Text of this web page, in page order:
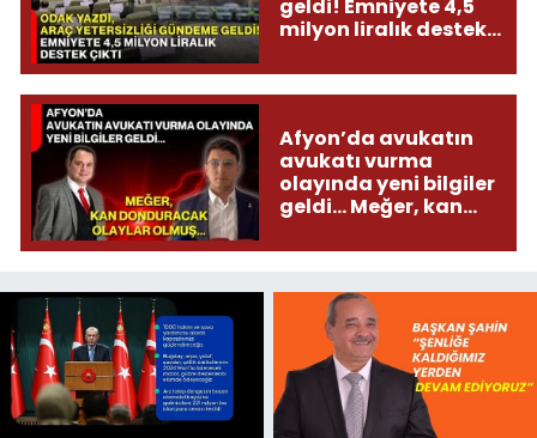
geldi! Emniyete 4,5
milyon liralık destek
Afyon’da avukatın
avukatı vurma
olayında yeni bilgiler
geldi... Meğer, kan
olmuş...